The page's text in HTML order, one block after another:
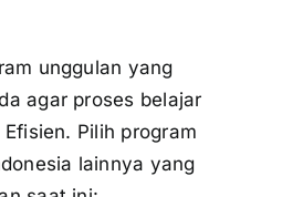
unggulan yang
agar proses belajar
Pilih program
lainnya yang